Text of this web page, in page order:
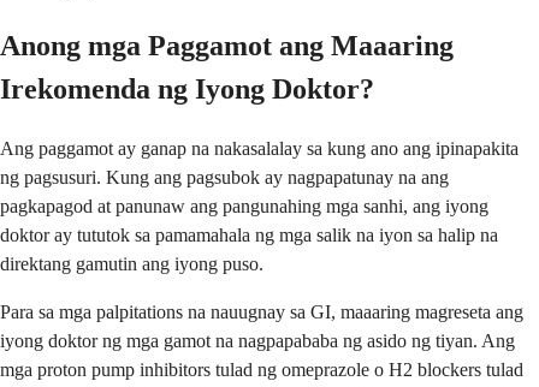
Anong mga Paggamot ang Maaaring
Irekomenda ng Iyong Doktor?
Ang paggamot ay ganap na nakasalalay sa kung ano ang ipinapakita
ng pagsusuri. Kung ang pagsubok ay nagpapatunay na ang
pagkapagod at panunaw ang pangunahing mga sanhi, ang iyong
doktor ay tututok sa pamamahala ng mga salik na iyon sa halip na
direktang gamutin ang iyong puso.
Para sa mga palpitations na nauugnay sa GI, maaaring magreseta ang
iyong doktor ng mga gamot na nagpapababa ng asido ng tiyan. Ang
mga proton pump inhibitors tulad ng omeprazole o H2 blockers tulad